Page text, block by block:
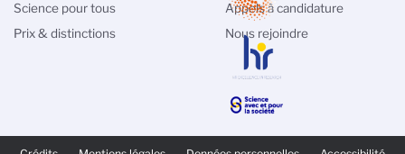
PIED
Science pour tous
Prix & distinctions
Appels à candidature
Nous rejoindre